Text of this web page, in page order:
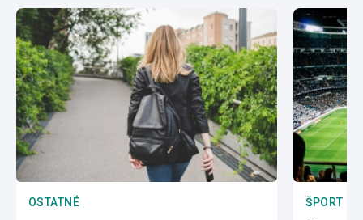
OSTATNÉ ŠPORT